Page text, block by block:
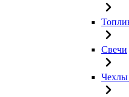
Свечи
Чехлы